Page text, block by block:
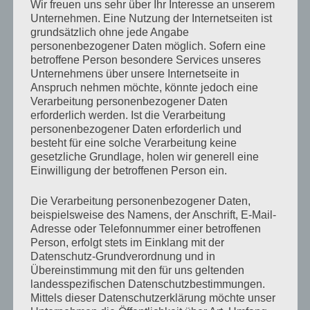
Computer dürfen nicht alles, was sie können
20. Mai 2022, Der Standard
Zum Beitrag
Nach der Coronapandemie: Gesellschaft und
Gemeinsinn unter Druck
17. Mai 2022, Politik und Kultur Ausgabe Nr. 05/2022, S.
12
Zum Beitrag
Friedensforscherin Deitelhoff: „Putin und Russland
15. Mai 2022, ntv
Zum Beitrag
Nato-Beitritt Finnlands: Konfliktforscherin hält
Militärschlag Russlands aus Rache für
unwahrscheinlich
12. Mai 2022, Neue Osnabrücker Zeitung
Wir freuen uns sehr über Ihr Interesse an unserem
Unternehmen. Eine Nutzung der Internetseiten ist
grundsätzlich ohne jede Angabe
personenbezogener Daten möglich. Sofern eine
betroffene Person besondere Services unseres
Unternehmens über unsere Internetseite in
Anspruch nehmen möchte, könnte jedoch eine
Verarbeitung personenbezogener Daten
erforderlich werden. Ist die Verarbeitung
personenbezogener Daten erforderlich und
besteht für eine solche Verarbeitung keine
gesetzliche Grundlage, holen wir generell eine
Einwilligung der betroffenen Person ein.
Die Verarbeitung personenbezogener Daten,
beispielsweise des Namens, der Anschrift, E-Mail-
Adresse oder Telefonnummer einer betroffenen
Person, erfolgt stets im Einklang mit der
Datenschutz-Grundverordnung und in
Übereinstimmung mit den für uns geltenden
landesspezifischen Datenschutzbestimmungen.
Mittels dieser Datenschutzerklärung möchte unser